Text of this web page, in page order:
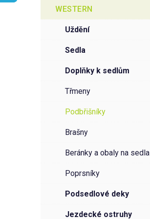
WESTERN
uždění
sedla
doplňky k sedlům
třmeny
podbřišníky
brašny
beránky a obaly na sedla
poprsníky
podsedlové deky
jezdecké ostruhy